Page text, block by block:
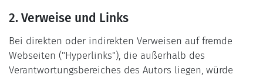
2. Verweise und Links
Bei direkten oder indirekten Verweisen auf fremde
Webseiten ("Hyperlinks"), die außerhalb des
Verantwortungsbereiches des Autors liegen, würde